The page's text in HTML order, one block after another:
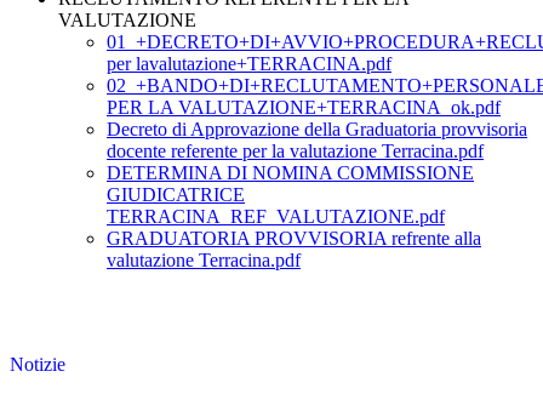
VALUTAZIONE
per lavalutazione+TERRACINA.pdf
PER LA VALUTAZIONE+TERRACINA_ok.pdf
Decreto di Approvazione della Graduatoria provvisoria
docente referente per la valutazione Terracina.pdf
DETERMINA DI NOMINA COMMISSIONE
GIUDICATRICE
TERRACINA_REF_VALUTAZIONE.pdf
GRADUATORIA PROVVISORIA refrente alla
valutazione Terracina.pdf
Notizie